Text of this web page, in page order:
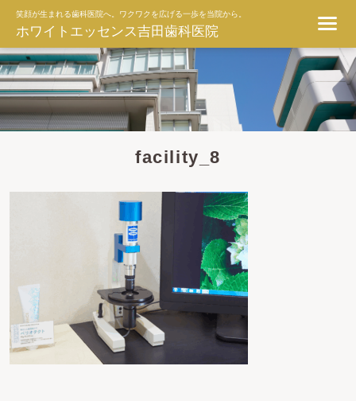
笑顔が生まれる歯科医院へ。ワクワクを広げる一歩を当院から。
ホワイトエッセンス吉田歯科医院
facility_8